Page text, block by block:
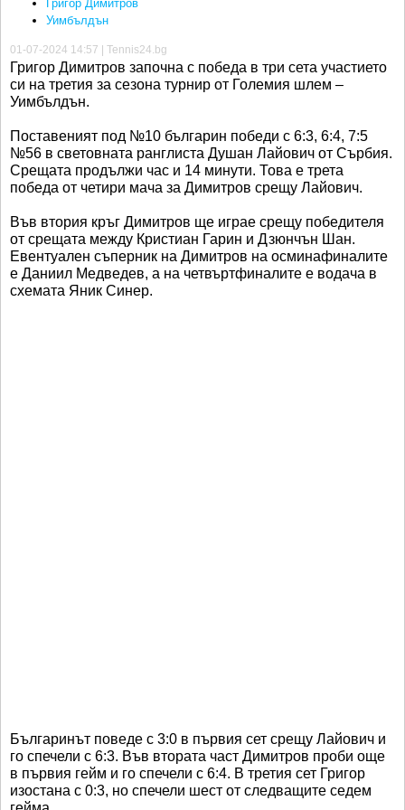
Григор Димитров
Уимбълдън
01-07-2024 14:57 | Tennis24.bg
Григор Димитров започна с победа в три сета участието
си на третия за сезона турнир от Големия шлем –
Уимбълдън.
Поставеният под №10 българин победи с 6:3, 6:4, 7:5
№56 в световната ранглиста Душан Лайович от Сърбия.
Срещата продължи час и 14 минути. Това е трета
победа от четири мача за Димитров срещу Лайович.
Във втория кръг Димитров ще играе срещу победителя
от срещата между Кристиан Гарин и Дзюнчън Шан.
Евентуален съперник на Димитров на осминафиналите
е Даниил Медведев, а на четвъртфиналите е водача в
схемата Яник Синер.
Българинът поведе с 3:0 в първия сет срещу Лайович и
го спечели с 6:3. Във втората част Димитров проби още
в първия гейм и го спечели с 6:4. В третия сет Григор
изостана с 0:3, но спечели шест от следващите седем